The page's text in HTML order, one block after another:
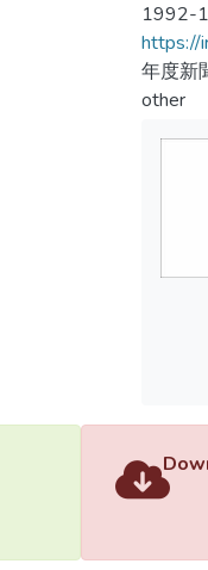
1992-
https://
年度新
other